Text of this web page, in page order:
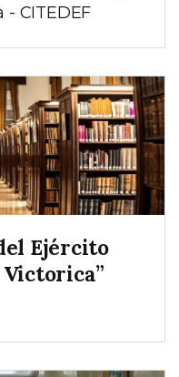
- CITEDEF
Ejército